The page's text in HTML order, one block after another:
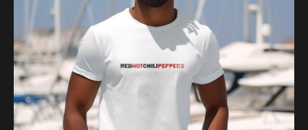
être
choisies
sur
la
page
du